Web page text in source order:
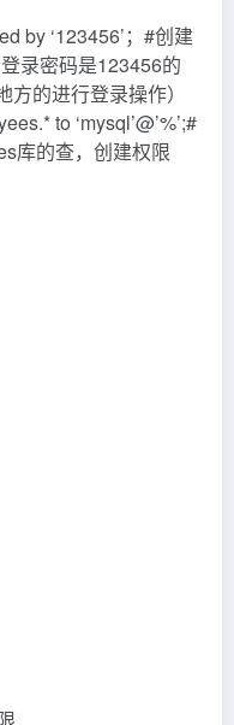
by ‘123456’；#创建
录密码是123456的
的进行登录操作）
to ‘mysql’@’%’;#
库的查，创建权限